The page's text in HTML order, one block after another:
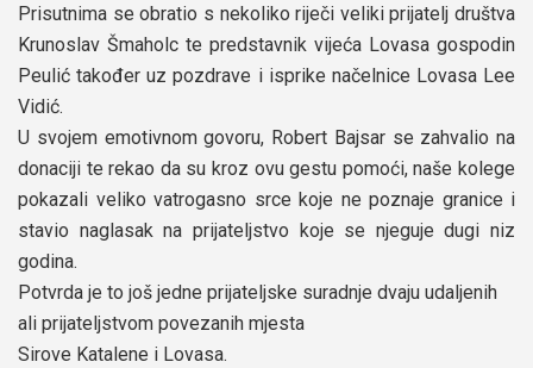
Prisutnima se obratio s nekoliko riječi veliki prijatelj društva
Krunoslav Šmaholc te predstavnik vijeća Lovasa gospodin
Peulić također uz pozdrave i isprike načelnice Lovasa Lee
Vidić.
U svojem emotivnom govoru, Robert Bajsar se zahvalio na
donaciji te rekao da su kroz ovu gestu pomoći, naše kolege
pokazali veliko vatrogasno srce koje ne poznaje granice i
stavio naglasak na prijateljstvo koje se njeguje dugi niz
godina.
Potvrda je to još jedne prijateljske suradnje dvaju udaljenih
ali prijateljstvom povezanih mjesta
Sirove Katalene i Lovasa.